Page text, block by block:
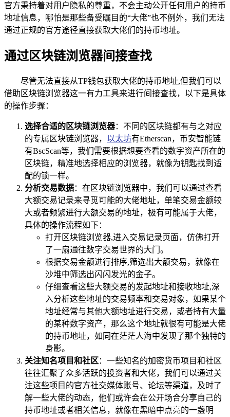
官方秉持着对用户隐私的尊重，不会主动公开任何用户的持币
地址信息，哪怕是那些备受瞩目的“大佬”也不例外，我们无法
通过正规的官方途径直接获取大佬们的持币地址。
通过区块链浏览器间接查找
尽管无法直接从TP钱包获取大佬的持币地址,但我们可以
借助区块链浏览器这一有力工具来进行间接查找，以下是具体
的操作步骤：
选择合适的区块链浏览器：不同的区块链都有与之对应
的专属区块链浏览器， 以太坊有Etherscan，币安智能链
有BscScan等，我们需要根据想要查看的数字资产所在的
区块链，精准地选择相应的浏览器，就像为钥匙找到适
配的锁一样。
分析交易数据：在区块链浏览器中，我们可以通过查看
大额交易记录来寻觅可能的大佬地址，单笔交易金额较
大或者频繁进行大额交易的地址，极有可能属于大佬，
具体的操作流程如下：
打开区块链浏览器,进入交易记录页面，仿佛打开
了一扇通往数字交易世界的大门。
根据交易金额进行排序,筛选出大额交易，就像在
沙堆中筛选出闪闪发光的金子。
仔细查看这些大额交易的发起地址和接收地址,深
入分析这些地址的交易频率和交易对象，如果某个
地址经常与其他大额地址进行交易，或者持有大量
的某种数字资产，那么这个地址就很有可能是大佬
的持币地址，如同在茫茫人海中发现了那个独特的
身影。
关注知名项目和社区 ：一些知名的加密货币项目和社区
往往汇聚了众多活跃的投资者和大佬，我们可以通过关
注这些项目的官方社交媒体账号、论坛等渠道，及时了
解一些大佬的动态，他们或许会在公开场合分享自己的
持币地址或者相关信息，就像在黑暗中点亮的一盏明